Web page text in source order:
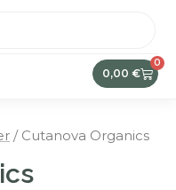
0,00 €
0
/ Cutanova Organics